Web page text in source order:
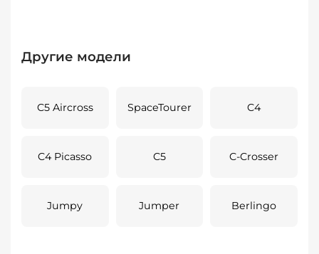
Другие модели
C5 Aircross SpaceTourer C4
C4 Picasso C5 C-Crosser
Jumpy Jumper Berlingo